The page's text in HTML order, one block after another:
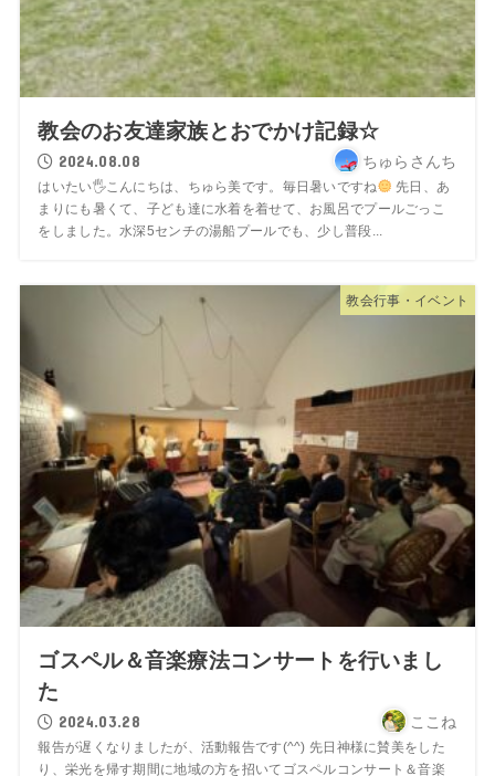
教会のお友達家族とおでかけ記録☆
2024.08.08 ちゅらさんち
はいたい🖐こんにちは、ちゅら美です。毎日暑いですね
先日、あ
まりにも暑くて、子ども達に水着を着せて、お風呂でプールごっこ
をしました。水深5センチの湯船プールでも、少し普段...
教会行事・イベント
ゴスペル＆音楽療法コンサートを行いまし
た
2024.03.28 ここね
報告が遅くなりましたが、活動報告です(^^) 先日神様に賛美をした
り、栄光を帰す期間に地域の方を招いてゴスペルコンサート＆音楽